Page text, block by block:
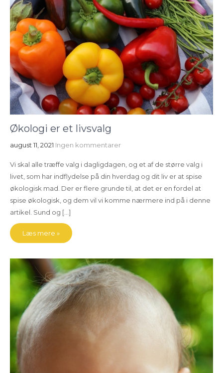
Økologi er et livsvalg
august 11, 2021 Ingen kommentarer
Vi skal alle træffe valg i dagligdagen, og et af de større valg i
livet, som har indflydelse på din hverdag og dit liv er at spise
økologisk mad. Der er flere grunde til, at det er en fordel at
spise økologisk, og dem vil vi komme nærmere ind på i denne
artikel. Sund og […]
Læs mere »